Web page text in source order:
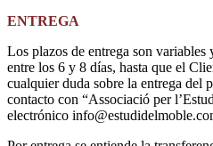
ENTREGA
Los plazos de entrega son variables
entre los 6 y 8 días, hasta que el
cualquier duda sobre la entrega del
contacto con “Associació per
electrónico